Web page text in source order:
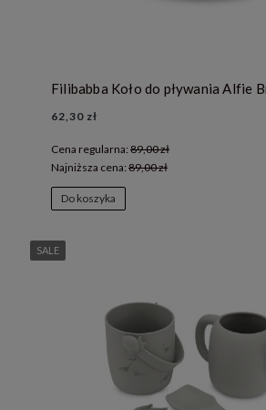
62,30 zł
Cena regularna: 89,00 zł
Najniższa cena: 89,00 zł
Do koszyka
SALE